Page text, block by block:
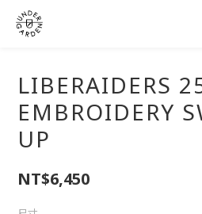
LIBERAIDERS
EMBROIDERY
UP
NT$6,450